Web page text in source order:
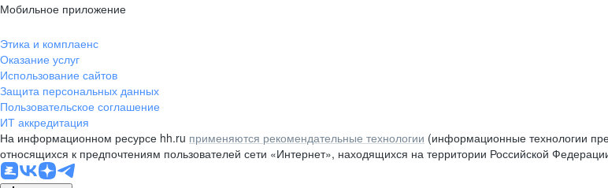
Мобильное приложение
Этика и комплаенс
Оказание услуг
Использование сайтов
Защита персональных данных
Пользовательское соглашение
ИТ аккредитация
На информационном ресурсе hh.ru применяются рекомендательные технологии (информационные технологии
относящихся к предпочтениям пользователей сети «Интернет», находящихся на территории Российской